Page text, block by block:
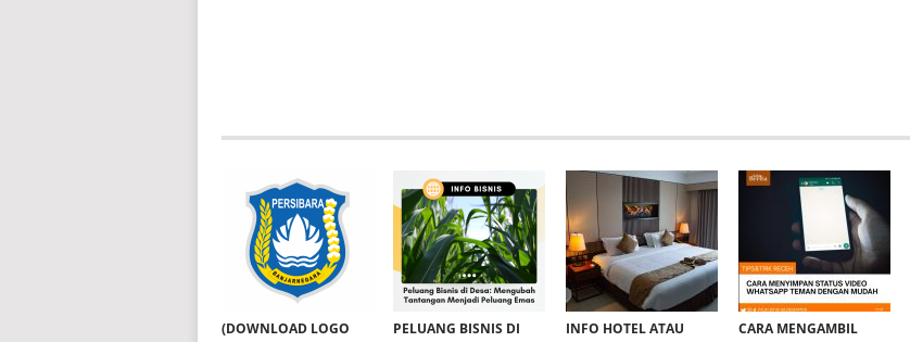
(DOWNLOAD LOGO
PELUANG BISNIS DI
INFO HOTEL ATAU
CARA MENGAMBIL